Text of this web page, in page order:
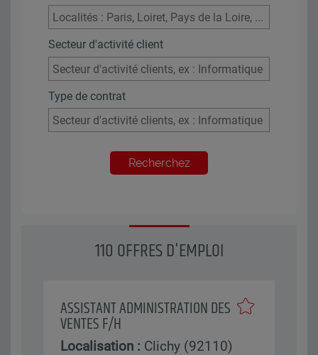
Secteur d'activité client
Type de contrat
Recherchez
110 OFFRES D'EMPLOI
ASSISTANT ADMINISTRATION DES
VENTES F/H
Localisation : Clichy (92110)